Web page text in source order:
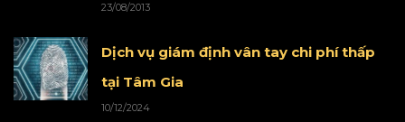
23/08/2013
Dịch vụ giám định vân tay chi phí thấp
tại Tâm Gia
10/12/2024